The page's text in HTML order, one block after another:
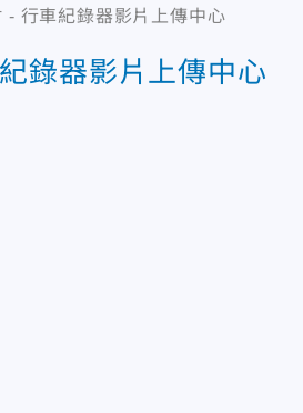
- 行車紀錄器影片上傳中心
錄器影片上傳中心